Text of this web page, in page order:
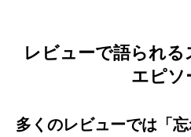
レビューで語られ
エピソ
多くのレビューでは「